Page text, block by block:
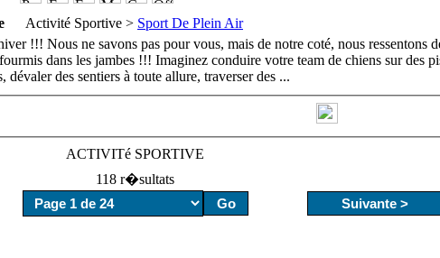
Activité Sportive > Sport De Plein Air
!!! Nous ne savons pas pour vous, mais de notre coté, nous ressentons
dans les jambes !!! Imaginez conduire votre team de chiens sur des
dévaler des sentiers à toute allure, traverser des ...
ACTIVITé SPORTIVE
118 r�sultats